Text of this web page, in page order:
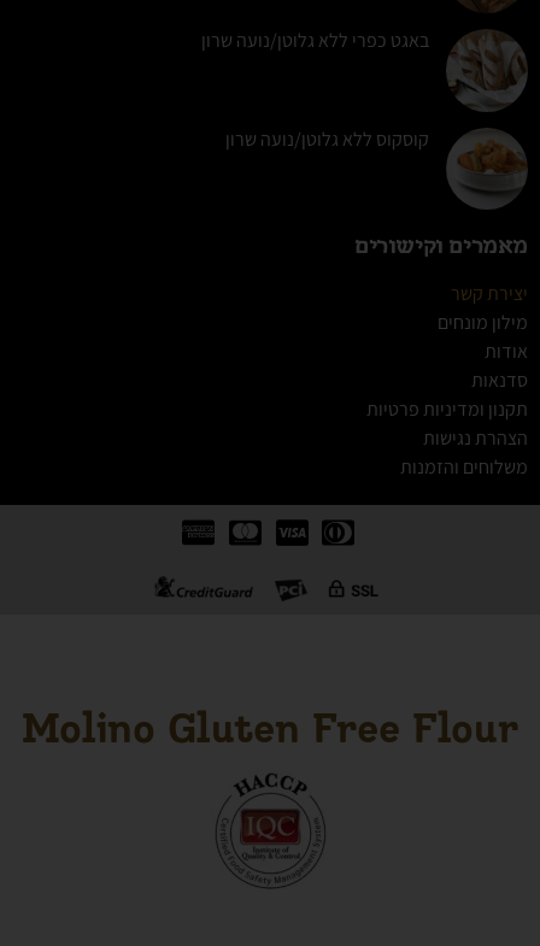
באגט כפרי ללא גלוטן/נועה שרון
קוסקוס ללא גלוטן/נועה שרון
מאמרים וקישורים
יצירת קשר
מילון מונחים
אודות
סדנאות
תקנון ומדיניות פרטיות
הצהרת נגישות
משלוחים והזמנות
Molino Gluten Free Flour